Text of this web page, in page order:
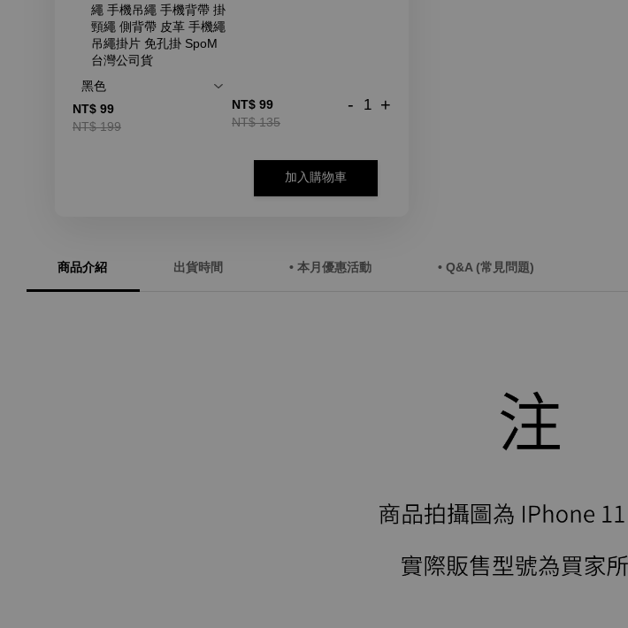
繩 手機吊繩 手機背帶 掛
頸繩 側背帶 皮革 手機繩
吊繩掛片 免孔掛 SpoM
台灣公司貨
NT$ 99
NT$ 199
NT$ 99
NT$ 135
- +
加入購物車
商品介紹 出貨時間 • 本月優惠活動 • Q&A (常見問題)